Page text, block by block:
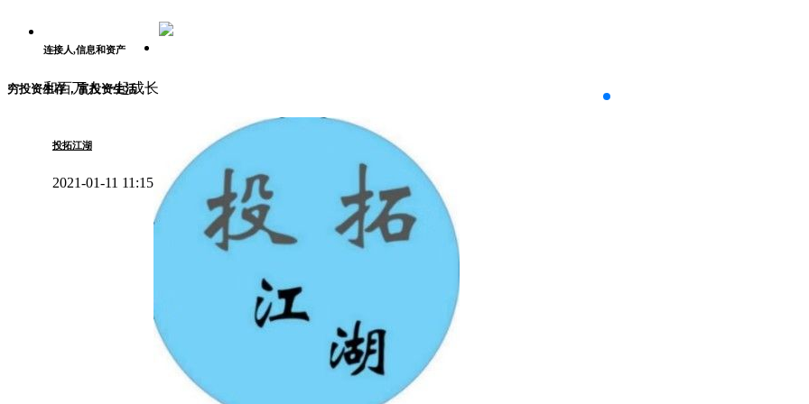
连接人,信息和资产
和百万人一起成长
穷投资生存，富投资生活
投拓江湖
2021-01-11 11:15